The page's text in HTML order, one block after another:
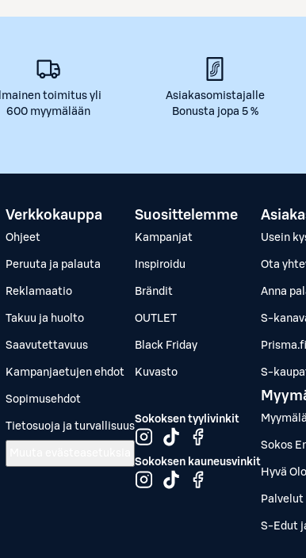
Ilmainen toimitus yli
600 myymälään
Asiakasomistajalle
Bonusta jopa 5 %
Verkkokauppa
Ohjeet
Peruuta ja palauta
Reklamaatio
Takuu ja huolto
Saavutettavuus
Kampanjaetujen ehdot
Sopimusehdot
Tietosuoja ja turvallisuus
Suosittelemme
Kampanjat
Inspiroidu
Brändit
OUTLET
Black Friday
Kuvasto
Sokoksen tyylivinkit
Sokoksen kauneusvinkit
Usein
Ota
Anna
S-
Prisma.fi
S-
Sokos
Hyvä
Palvelut
S-Edut